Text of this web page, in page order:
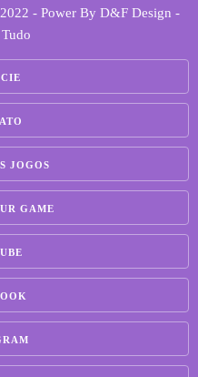
- Power By D&F Design -
JOGOS
GAME